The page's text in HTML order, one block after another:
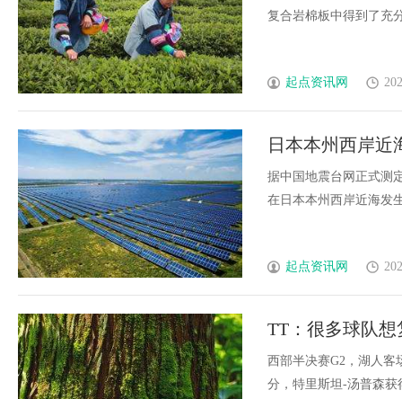
复合岩棉板中得到了充
起点资讯网
日本本州西岸近
据中国地震台网正式测
在日本本州西岸近海发
起点资讯网
TT：很多球队
西部半决赛G2，湖人客
分，特里斯坦-汤普森获